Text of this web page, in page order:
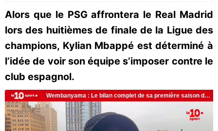
Alors que le PSG affrontera le Real Madrid
lors des huitièmes de finale de la Ligue des
champions, Kylian Mbappé est déterminé à
l’idée de voir son équipe s’imposer contre le
club espagnol.